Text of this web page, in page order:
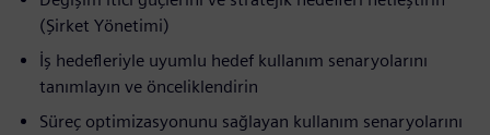
(Şirket Yönetimi)
İş hedefleriyle uyumlu hedef kullanım senaryolarını
tanımlayın ve önceliklendirin
Süreç optimizasyonunu sağlayan kullanım senaryolarını